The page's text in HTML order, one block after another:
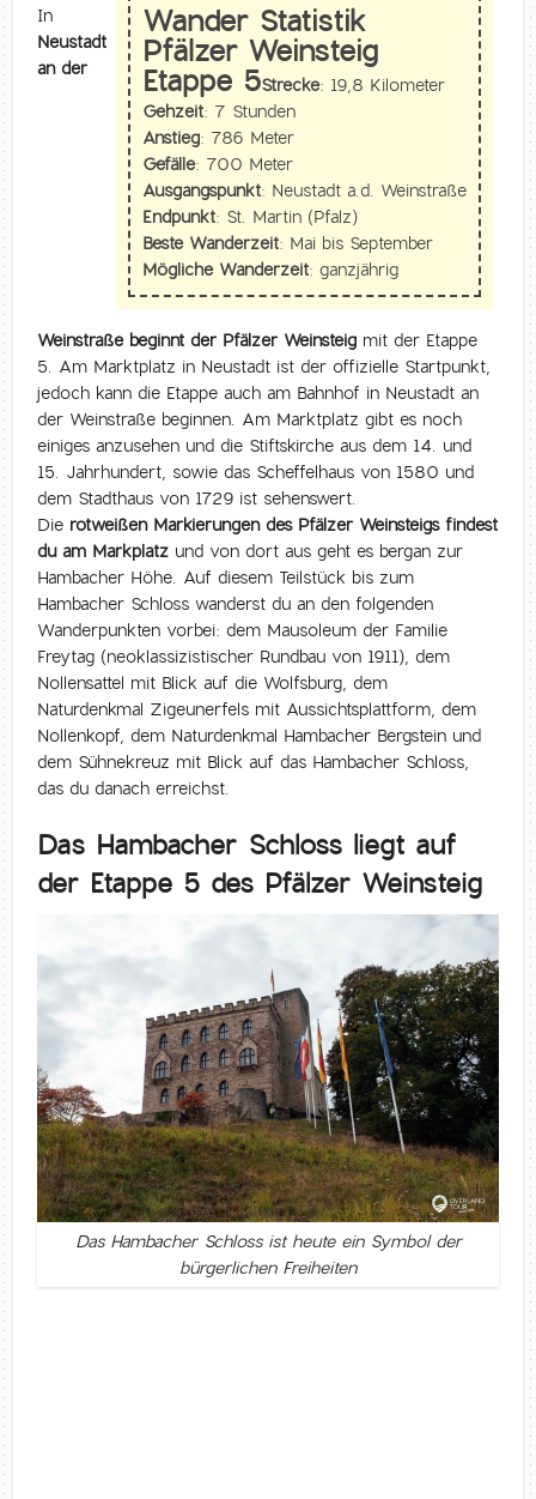
Wander Statistik
Pfälzer Weinsteig
Etappe 5Strecke: 19,8 Kilometer
Gehzeit: 7 Stunden
Anstieg: 786 Meter
Gefälle: 700 Meter
Ausgangspunkt: Neustadt a.d. Weinstraße
Endpunkt: St. Martin (Pfalz)
Beste Wanderzeit: Mai bis September
Mögliche Wanderzeit: ganzjährig
In
Neustadt
an der
Weinstraße beginnt der Pfälzer Weinsteig mit der Etappe
5. Am Marktplatz in Neustadt ist der offizielle Startpunkt,
jedoch kann die Etappe auch am Bahnhof in Neustadt an
der Weinstraße beginnen. Am Marktplatz gibt es noch
einiges anzusehen und die Stiftskirche aus dem 14. und
15. Jahrhundert, sowie das Scheffelhaus von 1580 und
dem Stadthaus von 1729 ist sehenswert.
Die rotweißen Markierungen des Pfälzer Weinsteigs findest
du am Markplatz und von dort aus geht es bergan zur
Hambacher Höhe. Auf diesem Teilstück bis zum
Hambacher Schloss wanderst du an den folgenden
Wanderpunkten vorbei: dem Mausoleum der Familie
Freytag (neoklassizistischer Rundbau von 1911), dem
Nollensattel mit Blick auf die Wolfsburg, dem
Naturdenkmal Zigeunerfels mit Aussichtsplattform, dem
Nollenkopf, dem Naturdenkmal Hambacher Bergstein und
dem Sühnekreuz mit Blick auf das Hambacher Schloss,
das du danach erreichst.
Das Hambacher Schloss liegt auf
der Etappe 5 des Pfälzer Weinsteig
Das Hambacher Schloss ist heute ein Symbol der
bürgerlichen Freiheiten